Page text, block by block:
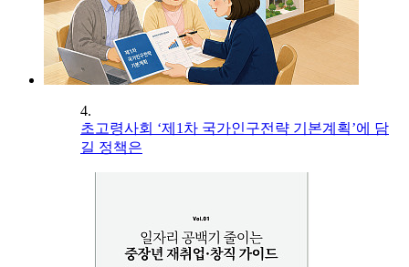
4.
초고령사회 ‘제1차 국가인구전략 기본계획’에 담
길 정책은